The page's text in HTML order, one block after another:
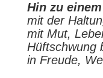
Hin zu
mit der
mit Mut,
Hüftschwung
in Freude,